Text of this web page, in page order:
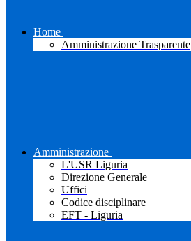
Home
Amministrazione Trasparente
Amministrazione
L'USR Liguria
Direzione Generale
Uffici
Codice disciplinare
EFT - Liguria